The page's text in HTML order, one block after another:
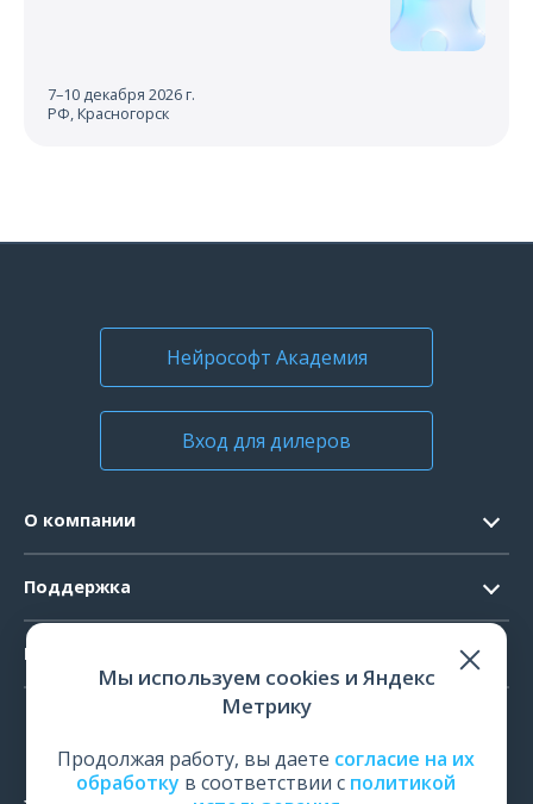
7–10 декабря 2026 г.
РФ, Красногорск
Нейрософт Академия
Вход для дилеров
О компании
Официальные документы
Поддержка
Системные требования
Поверка и калибровка
Продукты
ЭМГ
ИОМ
Мы используем cookies и Яндекс
Метрику
Продолжая работу, вы даете согласие на их
обработку в соответствии с политикой